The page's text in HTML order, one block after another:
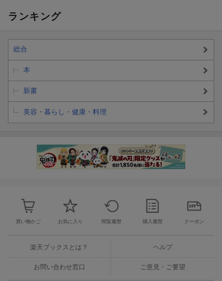
ランキング
総合
本
新書
美容・暮らし・健康・料理
買い物かご お気に入り 閲覧履歴 購入履歴 クーポン
楽天ブックスとは？ ヘルプ
お問い合わせ窓口 ご意見・ご要望